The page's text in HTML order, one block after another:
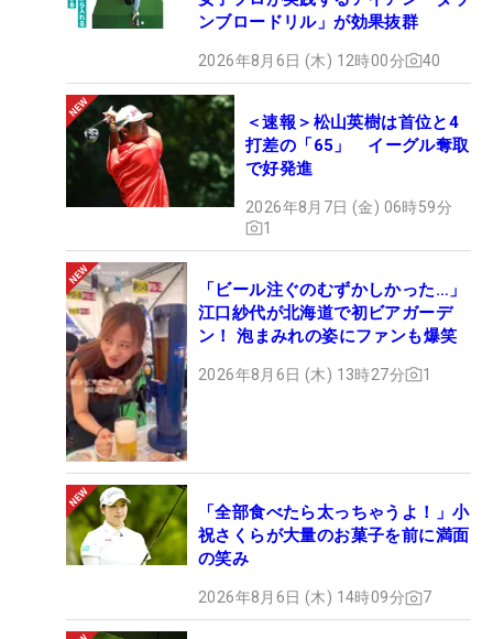
ンブロードリル」が効果抜群
2026年8月6日 (木) 12時00分 40
＜速報＞松山英樹は首位と4
打差の「65」 イーグル奪取
で好発進
2026年8月7日 (金) 06時59分
1
「ビール注ぐのむずかしかった…」
江口紗代が北海道で初ビアガーデ
ン！ 泡まみれの姿にファンも爆笑
2026年8月6日 (木) 13時27分 1
「全部食べたら太っちゃうよ！」小
祝さくらが大量のお菓子を前に満面
の笑み
2026年8月6日 (木) 14時09分 7